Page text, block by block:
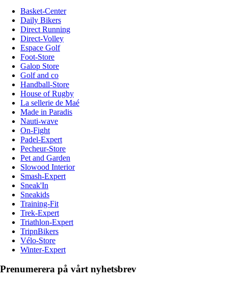
Basket-Center
Daily Bikers
Direct Running
Direct-Volley
Espace Golf
Foot-Store
Galop Store
Golf and co
Handball-Store
House of Rugby
La sellerie de Maé
Made in Paradis
Nauti-wave
On-Fight
Padel-Expert
Pecheur-Store
Pet and Garden
Slowood Interior
Smash-Expert
Sneak'In
Sneakids
Training-Fit
Trek-Expert
Triathlon-Expert
TripnBikers
Vélo-Store
Winter-Expert
Prenumerera på vårt nyhetsbrev